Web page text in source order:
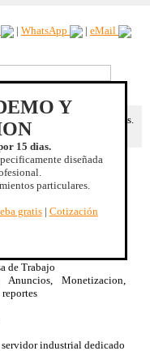
| WhatsApp | eMail
Y
15 dias.
diseñada
particulares.
gratis| Cotización
optimizacion de procesos.
de Trabajo, no es un CMS
de Trabajo
Anuncios, Monetizacion,
industrial dedicado